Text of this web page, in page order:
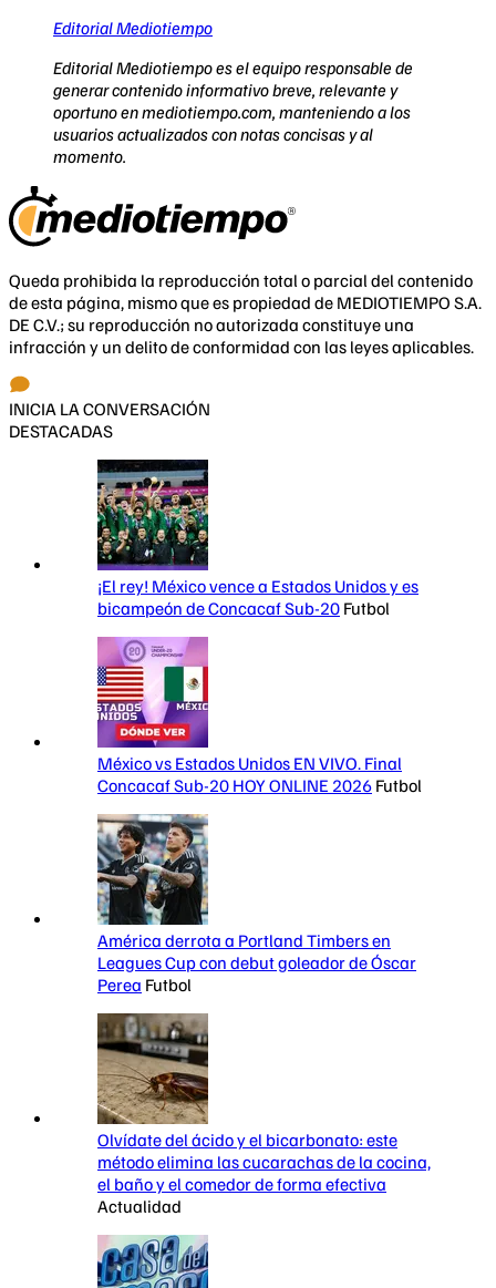
Editorial Mediotiempo
Editorial Mediotiempo es el equipo responsable de
generar contenido informativo breve, relevante y
oportuno en mediotiempo.com, manteniendo a los
usuarios actualizados con notas concisas y al
momento.
Queda prohibida la reproducción total o parcial del contenido
de esta página, mismo que es propiedad de MEDIOTIEMPO S.A.
DE C.V.; su reproducción no autorizada constituye una
infracción y un delito de conformidad con las leyes aplicables.
INICIA LA CONVERSACIÓN
DESTACADAS
¡El rey! México vence a Estados Unidos y es
bicampeón de Concacaf Sub-20 Futbol
México vs Estados Unidos EN VIVO. Final
Concacaf Sub-20 HOY ONLINE 2026 Futbol
América derrota a Portland Timbers en
Leagues Cup con debut goleador de Óscar
Perea Futbol
Olvídate del ácido y el bicarbonato: este
método elimina las cucarachas de la cocina,
el baño y el comedor de forma efectiva
Actualidad